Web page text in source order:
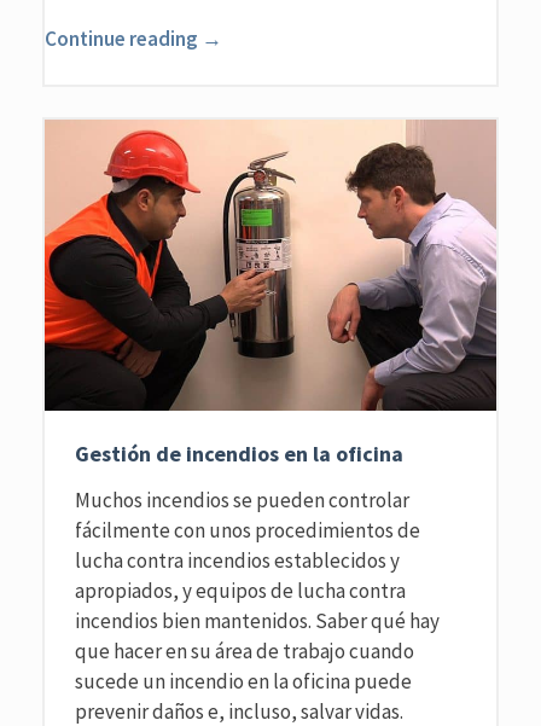
Continue reading →
Gestión de incendios en la oficina
Muchos incendios se pueden controlar
fácilmente con unos procedimientos de
lucha contra incendios establecidos y
apropiados, y equipos de lucha contra
incendios bien mantenidos. Saber qué hay
que hacer en su área de trabajo cuando
sucede un incendio en la oficina puede
prevenir daños e, incluso, salvar vidas.